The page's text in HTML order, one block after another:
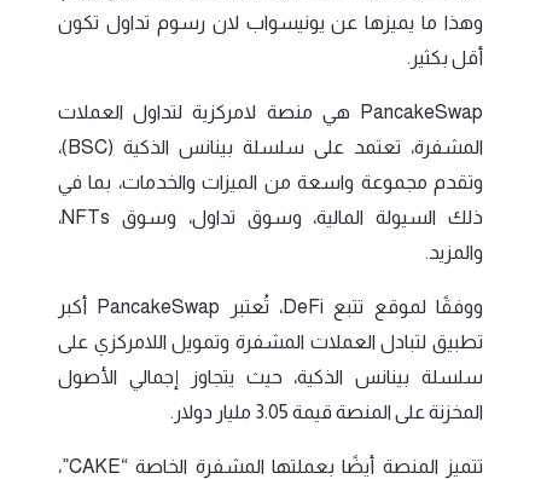
وهذا ما يميزها عن يونيسواب لان رسوم تداول تكون
أقل بكثير.
PancakeSwap هي منصة لامركزية لتداول العملات
المشفرة، تعتمد على سلسلة بينانس الذكية (BSC)،
وتقدم مجموعة واسعة من الميزات والخدمات، بما في
ذلك السيولة المالية، وسوق تداول، وسوق NFTs،
والمزيد.
ووفقًا لموقع تتبع DeFi، تُعتبر PancakeSwap أكبر
تطبيق لتبادل العملات المشفرة وتمويل اللامركزي على
سلسلة بينانس الذكية، حيث يتجاوز إجمالي الأصول
المخزنة على المنصة قيمة 3.05 مليار دولار.
تتميز المنصة أيضًا بعملتها المشفرة الخاصة “CAKE”،